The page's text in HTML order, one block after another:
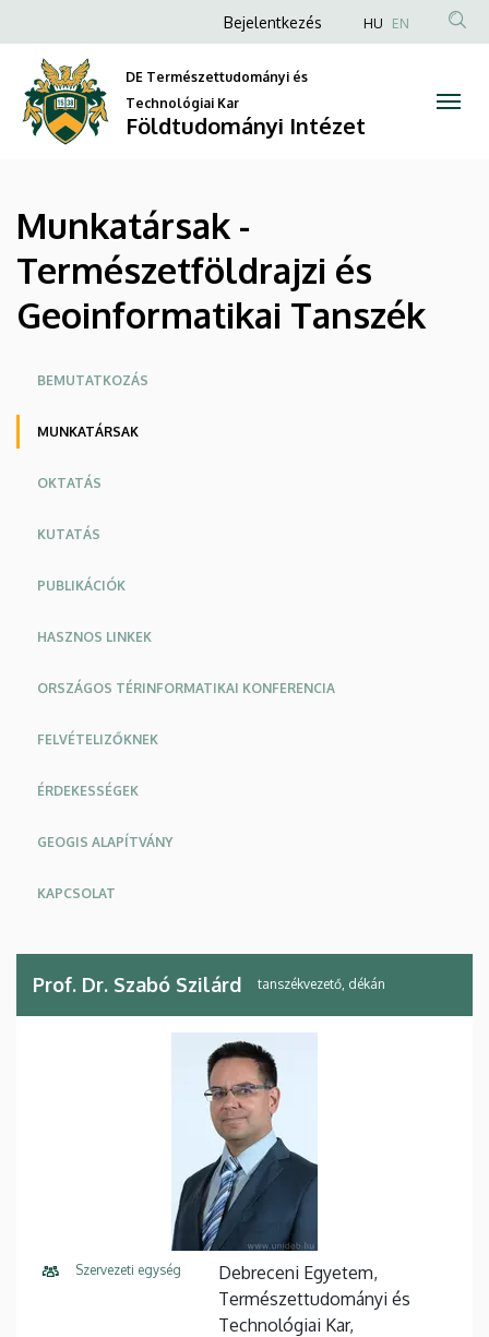
Természetföldrajzi
Geoinformatikai
Tanszék
Földtudományi
Intézet
a
tartalomra
Anonim
fiók
menüje
Bejelentkezés HU EN
DE Természettudományi és
Technológiai Kar
Földtudományi Intézet
Munkatársak -
Természetföldrajzi és
Geoinformatikai Tanszék
Oldalmenü
BEMUTATKOZÁS
MUNKATÁRSAK
OKTATÁS
KUTATÁS
PUBLIKÁCIÓK
HASZNOS LINKEK
ORSZÁGOS TÉRINFORMATIKAI KONFERENCIA
FELVÉTELIZŐKNEK
ÉRDEKESSÉGEK
GEOGIS ALAPÍTVÁNY
KAPCSOLAT
Prof. Dr. Szabó Szilárd tanszékvezető, dékán
Szervezeti egység
Debreceni Egyetem,
Természettudományi és
Technológiai Kar,